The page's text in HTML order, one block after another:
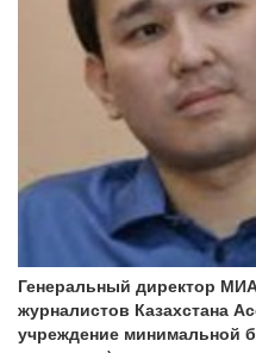
Генеральный директор
журналистов Казахстана
учреждение минимальной